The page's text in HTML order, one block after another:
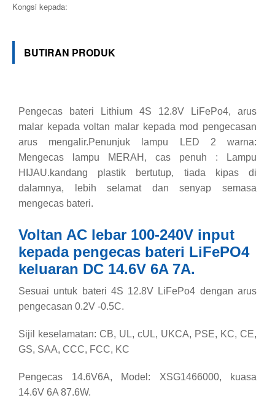
Kongsi kepada:
BUTIRAN PRODUK
Pengecas bateri Lithium 4S 12.8V LiFePo4, arus
malar kepada voltan malar kepada mod pengecasan
arus mengalir.Penunjuk lampu LED 2 warna:
Mengecas lampu MERAH, cas penuh : Lampu
HIJAU.kandang plastik bertutup, tiada kipas di
dalamnya, lebih selamat dan senyap semasa
mengecas bateri.
Voltan AC lebar 100-240V input
kepada pengecas bateri LiFePO4
keluaran DC 14.6V 6A 7A.
Sesuai untuk bateri 4S 12.8V LiFePo4 dengan arus
pengecasan 0.2V -0.5C.
Sijil keselamatan: CB, UL, cUL, UKCA, PSE, KC, CE,
GS, SAA, CCC, FCC, KC
Pengecas 14.6V6A, Model: XSG1466000, kuasa
14.6V 6A 87.6W.